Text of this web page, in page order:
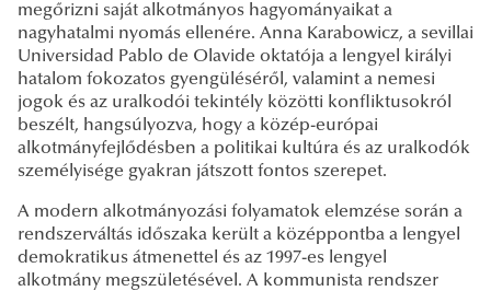
megőrizni saját alkotmányos hagyományaikat a
nagyhatalmi nyomás ellenére. Anna Karabowicz, a sevillai
Universidad Pablo de Olavide oktatója a lengyel királyi
hatalom fokozatos gyengüléséről, valamint a nemesi
jogok és az uralkodói tekintély közötti konfliktusokról
beszélt, hangsúlyozva, hogy a közép-európai
alkotmányfejlődésben a politikai kultúra és az uralkodók
személyisége gyakran játszott fontos szerepet.
A modern alkotmányozási folyamatok elemzése során a
rendszerváltás időszaka került a középpontba a lengyel
demokratikus átmenettel és az 1997-es lengyel
alkotmány megszületésével. A kommunista rendszer